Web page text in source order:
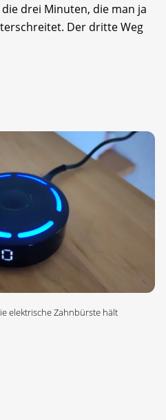
drei Minuten, die man ja
Der dritte Weg
elektrische Zahnbürste hält